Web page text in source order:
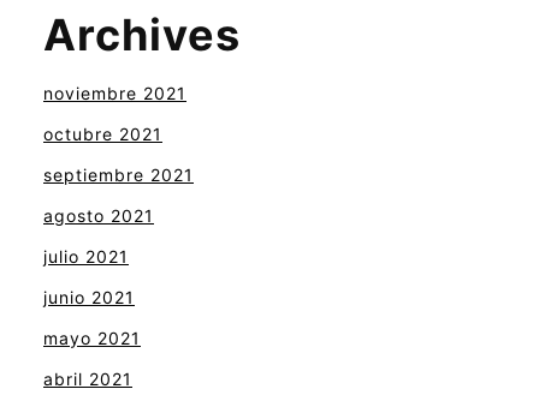
Archives
noviembre 2021
octubre 2021
septiembre 2021
agosto 2021
julio 2021
junio 2021
mayo 2021
abril 2021